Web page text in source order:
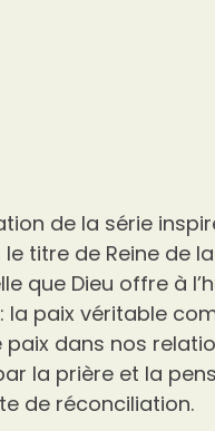
de la série
titre de Reine de
que Dieu offre à
la paix véritable
dans nos
la prière et la
de réconciliation.